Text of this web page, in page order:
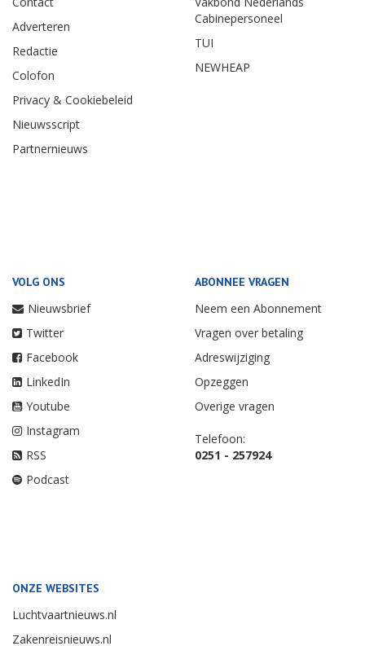
Adverteren
Redactie
Colofon
Privacy & Cookiebeleid
Nieuwsscript
Partnernieuws
Cabinepersoneel
TUI
NEWHEAP
VOLG ONS
Nieuwsbrief
Twitter
Facebook
LinkedIn
Youtube
Instagram
RSS
Podcast
ABONNEE VRAGEN
Neem een Abonnement
Vragen over betaling
Adreswijziging
Opzeggen
Overige vragen
Telefoon:
0251 - 257924
ONZE WEBSITES
Luchtvaartnieuws.nl
Zakenreisnieuws.nl